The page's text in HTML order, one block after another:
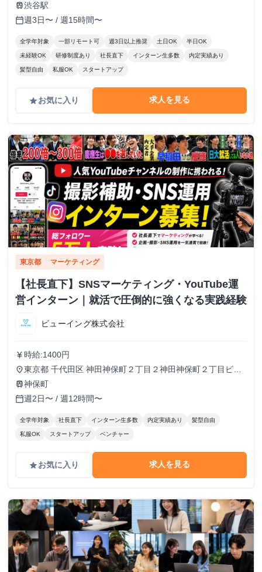
train渋谷駅
calendar_today週3日〜 / 週15時間〜
全学年対象 一部リモート可 週3日以上推奨 土日OK 半日OK
未経験OK 研修制度あり 社長直下 インターン生多数 内定実績あり
髪型自由 私服OK スタートアップ
gradeお気に入り 求人を見る
東京都 マーケティング
【社長直下】SNSマーケティング・YouTube運
営インターン｜就活で圧倒的に強くなる実践経験
ビューイング株式会社
currency_yen 時給:1400円
place東京都 千代田区 神田神保町２丁目２神田神保町２丁目ビル
５０２号室
train神保町
calendar_today週2日〜 / 週12時間〜
全学年対象 社長直下 インターン生多数 内定実績あり 髪型自由
私服OK スタートアップ ベンチャー
gradeお気に入り 求人を見る